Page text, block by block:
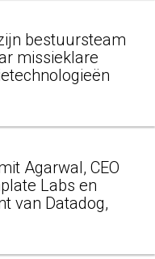
bestuursteam
missieklare
Agarwal, CEO
Labs en
van Datadog,